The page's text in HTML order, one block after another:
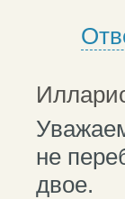
не
двое.